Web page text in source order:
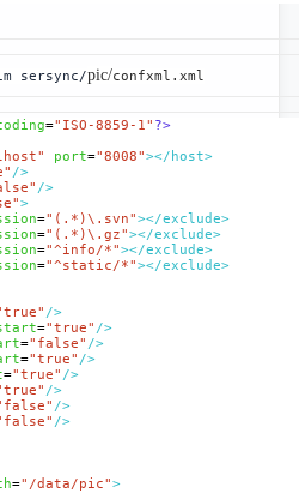
sersync/pic/confxml.xml
="ISO-8859-1" ?>
port="8008"></host>
/>
/>
>
="(.*)\.svn"></exclude>
="(.*)\.gz"></exclude>
="^info/*"></exclude>
="^static/*"></exclude>
/>
="true" />
="false" />
="true" />
="true" />
/>
/>
/>
="/data/pic">